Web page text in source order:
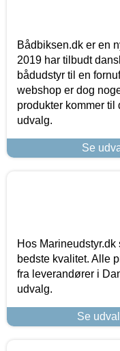
Bådbiksen.dk er en
2019 har tilbudt
bådudstyr til en
webshop er dog
produkter kommer til
udvalg.
Se
Hos
bedste kvalitet. Alle
fra leverandører i
udvalg.
Se